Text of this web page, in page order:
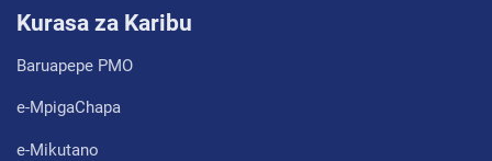
Kurasa za Karibu
Baruapepe PMO
e-MpigaChapa
e-Mikutano